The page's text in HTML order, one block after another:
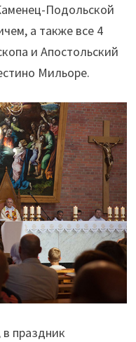
Подольской
а также все 4
и Апостольский
Мильоре.
в праздник